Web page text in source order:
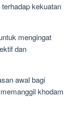
kekuatan
mengingat
dan
awal bagi
khodam